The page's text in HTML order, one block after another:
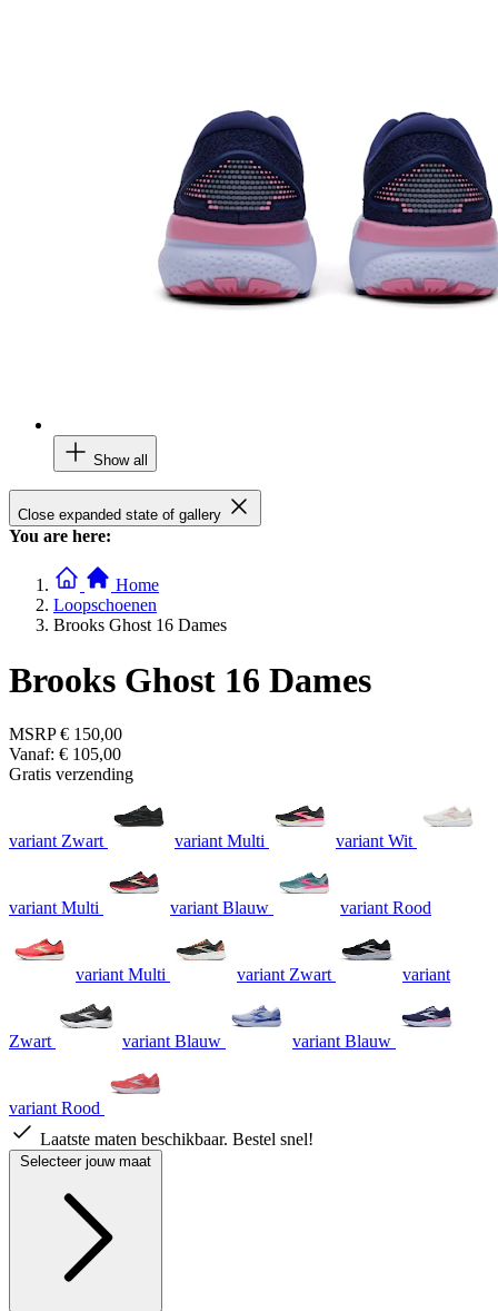
Show all
Close expanded state of gallery
You are here:
Home
Loopschoenen
Brooks Ghost 16 Dames
Brooks Ghost 16 Dames
MSRP € 150,00
Vanaf: € 105,00
Gratis verzending
variant Zwart variant Multi variant Wit
variant Multi variant Blauw variant Rood
variant Multi variant Zwart variant
Zwart variant Blauw variant Blauw
variant Rood
Laatste maten beschikbaar. Bestel snel!
Selecteer jouw maat